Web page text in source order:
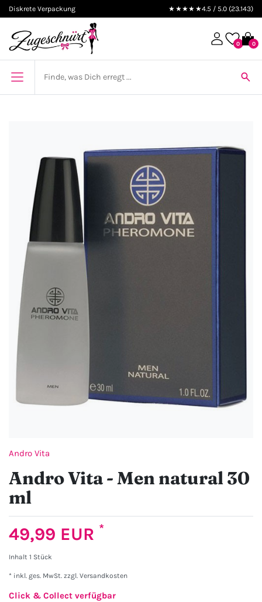
Diskrete Verpackung ★★★★★4.5 / 5.0 (23.143)
0 0
Andro Vita
Andro Vita - Men natural 30
ml
49,99 EUR *
Inhalt 1 Stück
* inkl. ges. MwSt. zzgl. Versandkosten
Click & Collect verfügbar